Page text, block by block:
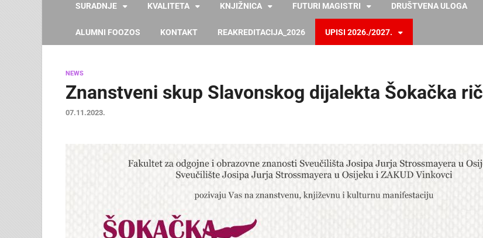
SURADNJE KVALITETA KNJIŽNICA FUTURI MAGISTRI DRUŠTVENA ULOGA
ALUMNI FOOZOS KONTAKT REAKREDITACIJA_2026 UPISI 2026./2027.
NEWS
Znanstveni skup Slavonskog dijalekta Šokačka rič
07.11.2023.